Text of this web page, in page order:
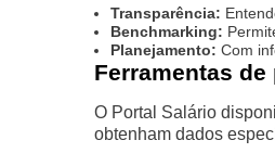
Transparência:
Benchmarking:
Planejamento: Com
Ferramentas
O Portal Salário
obtenham dados